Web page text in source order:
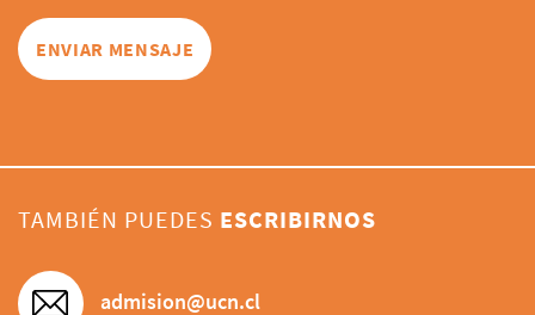
TAMBIÉN PUEDES ESCRIBIRNOS
admision@ucn.cl